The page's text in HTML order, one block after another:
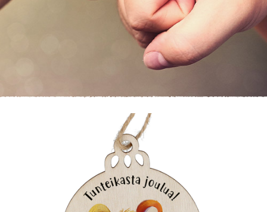
Etkö ole vielä asiakkaamme?
Luo asiakastili tästä!